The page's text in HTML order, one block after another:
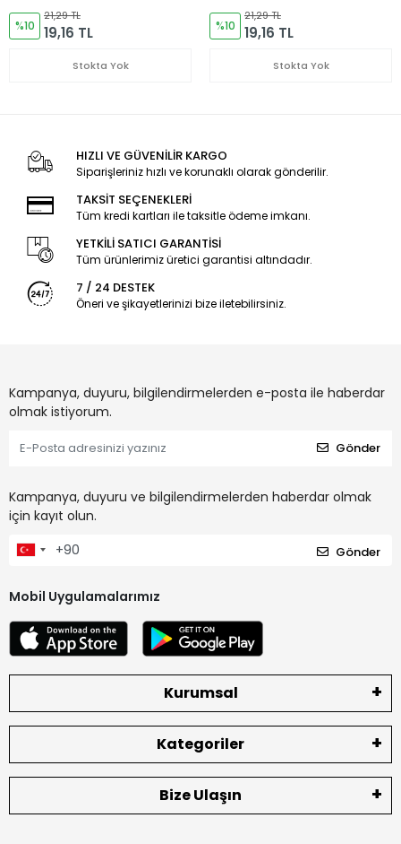
%10
21,29 TL
19,16 TL
Stokta Yok
%10
21,29 TL
19,16 TL
Stokta Yok
HIZLI VE GÜVENİLİR KARGO
Siparişleriniz hızlı ve korunaklı olarak gönderilir.
TAKSİT SEÇENEKLERİ
Tüm kredi kartları ile taksitle ödeme imkanı.
YETKİLİ SATICI GARANTİSİ
Tüm ürünlerimiz üretici garantisi altındadır.
7 / 24 DESTEK
Öneri ve şikayetlerinizi bize iletebilirsiniz.
Kampanya, duyuru, bilgilendirmelerden e-posta ile haberdar
olmak istiyorum.
Gönder
Kampanya, duyuru ve bilgilendirmelerden haberdar olmak
için kayıt olun.
Gönder
Mobil Uygulamalarımız
Kurumsal
Kategoriler
Bize Ulaşın